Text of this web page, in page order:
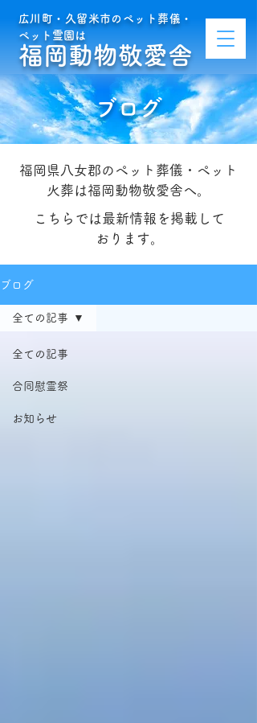
広川町・久留米市のペット葬儀・
ペット霊園は
福岡動物敬愛舎
ブログ
福岡県八女郡のペット葬儀・ペット
火葬は福岡動物敬愛舎へ。
こちらでは最新情報を掲載して
おります。
ブログ
全ての記事
合同慰霊祭
お知らせ
全ての記事